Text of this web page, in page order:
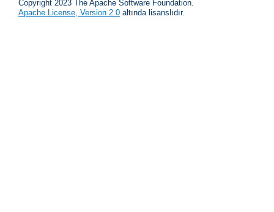
Copyright 2023 The Apache Software Foundation.
Apache License, Version 2.0 altında lisanslıdır.